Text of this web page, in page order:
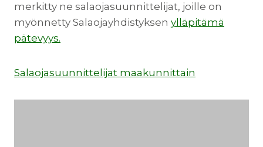
merkitty ne salaojasuunnittelijat, joille on
myönnetty Salaojayhdistyksen ylläpitämä
pätevyys.
Salaojasuunnittelijat maakunnittain